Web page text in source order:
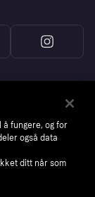
fungere, og for
også data
ditt når som